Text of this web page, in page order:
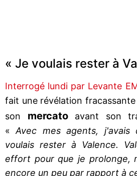
« Je voulais rester à
Interrogé lundi par Levante
fait une révélation
son mercatoavant son
«Avec mes agents,
voulais rester à Valence.
effort pour que je prolonge,
encore un peu par rapport à